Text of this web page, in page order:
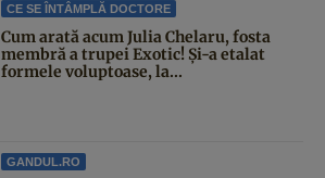
CE SE ÎNTÂMPLĂ DOCTORE
Cum arată acum Julia Chelaru, fosta
membră a trupei Exotic! Și-a etalat
formele voluptoase, la...
GANDUL.RO